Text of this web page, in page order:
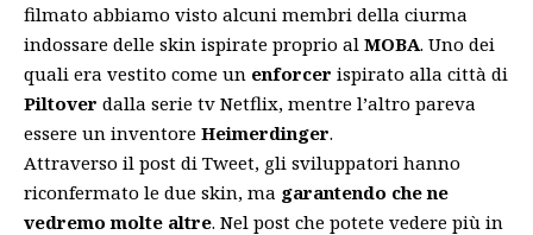
filmato abbiamo visto alcuni membri della ciurma
indossare delle skin ispirate proprio al MOBA. Uno dei
quali era vestito come un enforcer ispirato alla città di
Piltover dalla serie tv Netflix, mentre l’altro pareva
essere un inventore Heimerdinger.
Attraverso il post di Tweet, gli sviluppatori hanno
riconfermato le due skin, ma garantendo che ne
vedremo molte altre. Nel post che potete vedere più in